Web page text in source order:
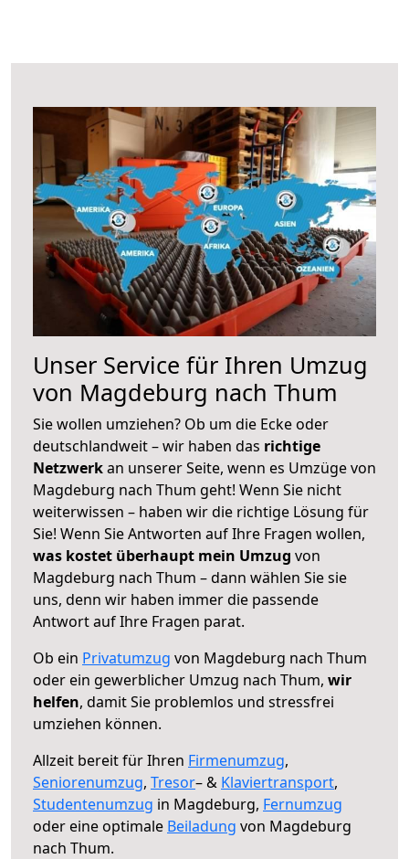
Unser Service für Ihren Umzug
von Magdeburg nach Thum
Sie wollen umziehen? Ob um die Ecke oder
deutschlandweit – wir haben das richtige
Netzwerkan unserer Seite, wenn es Umzüge von
Magdeburg nach Thum geht! Wenn Sie nicht
weiterwissen – haben wir die richtige Lösung für
Sie! Wenn Sie Antworten auf Ihre Fragen wollen,
was kostet überhaupt mein Umzug von
Magdeburg nach Thum – dann wählen Sie sie
uns, denn wir haben immer die passende
Antwort auf Ihre Fragen parat.
Ob ein Privatumzug von Magdeburg nach Thum
oder ein gewerblicher Umzug nach Thum, wir
helfen, damit Sie problemlos und stressfrei
umziehen können.
Allzeit bereit für Ihren Firmenumzug,
Seniorenumzug, Tresor– & Klaviertransport,
Studentenumzug in Magdeburg, Fernumzug
oder eine optimale Beiladung von Magdeburg
nach Thum.